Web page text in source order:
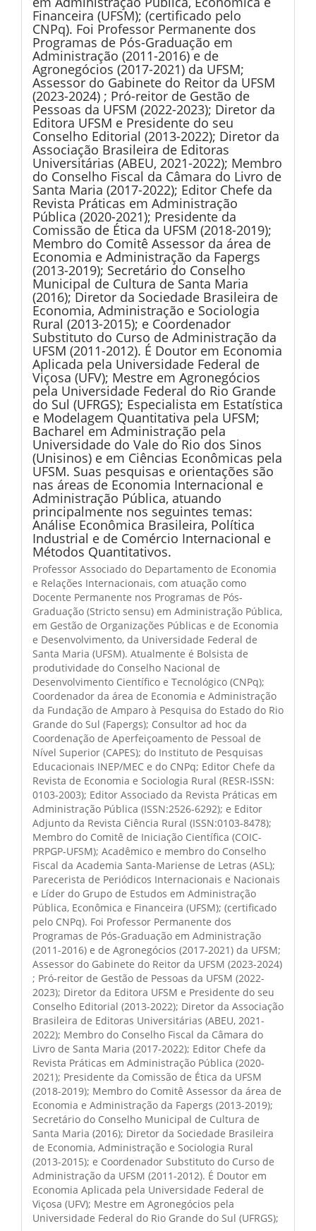
Financeira (UFSM); (certificado pelo
CNPq). Foi Professor Permanente dos
Programas de Pós-Graduação em
Administração (2011-2016) e de
Agronegócios (2017-2021) da UFSM;
Assessor do Gabinete do Reitor da UFSM
(2023-2024) ; Pró-reitor de Gestão de
Pessoas da UFSM (2022-2023); Diretor da
Editora UFSM e Presidente do seu
Conselho Editorial (2013-2022); Diretor da
Associação Brasileira de Editoras
Universitárias (ABEU, 2021-2022); Membro
do Conselho Fiscal da Câmara do Livro de
Santa Maria (2017-2022); Editor Chefe da
Revista Práticas em Administração
Pública (2020-2021); Presidente da
Comissão de Ética da UFSM (2018-2019);
Membro do Comitê Assessor da área de
Economia e Administração da Fapergs
(2013-2019); Secretário do Conselho
Municipal de Cultura de Santa Maria
(2016); Diretor da Sociedade Brasileira de
Economia, Administração e Sociologia
Rural (2013-2015); e Coordenador
Substituto do Curso de Administração da
UFSM (2011-2012). É Doutor em Economia
Aplicada pela Universidade Federal de
Viçosa (UFV); Mestre em Agronegócios
pela Universidade Federal do Rio Grande
do Sul (UFRGS); Especialista em Estatística
e Modelagem Quantitativa pela UFSM;
Bacharel em Administração pela
Universidade do Vale do Rio dos Sinos
(Unisinos) e em Ciências Econômicas pela
UFSM. Suas pesquisas e orientações são
nas áreas de Economia Internacional e
Administração Pública, atuando
principalmente nos seguintes temas:
Análise Econômica Brasileira, Política
Industrial e de Comércio Internacional e
Métodos Quantitativos.
Professor Associado do Departamento de Economia
e Relações Internacionais, com atuação como
Docente Permanente nos Programas de Pós-
Graduação (Stricto sensu) em Administração Pública,
em Gestão de Organizações Públicas e de Economia
e Desenvolvimento, da Universidade Federal de
Santa Maria (UFSM). Atualmente é Bolsista de
produtividade do Conselho Nacional de
Desenvolvimento Científico e Tecnológico (CNPq);
Coordenador da área de Economia e Administração
da Fundação de Amparo à Pesquisa do Estado do Rio
Grande do Sul (Fapergs); Consultor ad hoc da
Coordenação de Aperfeiçoamento de Pessoal de
Nível Superior (CAPES); do Instituto de Pesquisas
Educacionais INEP/MEC e do CNPq; Editor Chefe da
Revista de Economia e Sociologia Rural (RESR-ISSN:
0103-2003); Editor Associado da Revista Práticas em
Administração Pública (ISSN:2526-6292); e Editor
Adjunto da Revista Ciência Rural (ISSN:0103-8478);
Membro do Comitê de Iniciação Científica (COIC-
PRPGP-UFSM); Acadêmico e membro do Conselho
Fiscal da Academia Santa-Mariense de Letras (ASL);
Parecerista de Periódicos Internacionais e Nacionais
e Líder do Grupo de Estudos em Administração
Pública, Econômica e Financeira (UFSM); (certificado
pelo CNPq). Foi Professor Permanente dos
Programas de Pós-Graduação em Administração
(2011-2016) e de Agronegócios (2017-2021) da UFSM;
Assessor do Gabinete do Reitor da UFSM (2023-2024)
; Pró-reitor de Gestão de Pessoas da UFSM (2022-
2023); Diretor da Editora UFSM e Presidente do seu
Conselho Editorial (2013-2022); Diretor da Associação
Brasileira de Editoras Universitárias (ABEU, 2021-
2022); Membro do Conselho Fiscal da Câmara do
Livro de Santa Maria (2017-2022); Editor Chefe da
Revista Práticas em Administração Pública (2020-
2021); Presidente da Comissão de Ética da UFSM
(2018-2019); Membro do Comitê Assessor da área de
Economia e Administração da Fapergs (2013-2019);
Secretário do Conselho Municipal de Cultura de
Santa Maria (2016); Diretor da Sociedade Brasileira
de Economia, Administração e Sociologia Rural
(2013-2015); e Coordenador Substituto do Curso de
Administração da UFSM (2011-2012). É Doutor em
Economia Aplicada pela Universidade Federal de
Viçosa (UFV); Mestre em Agronegócios pela
Universidade Federal do Rio Grande do Sul (UFRGS);